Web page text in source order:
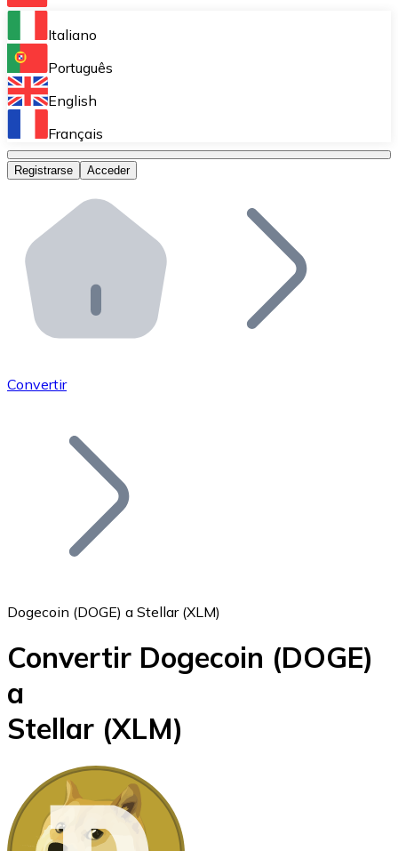
Bitnovo Ramp
Integra nuestra solución en tu plataforma.
Bitnovo Giftcards
Bitnovo OTC
Bitnovo ATM
Integra un ATM Bitnovo en tu negocio y permite que
Bitnovo API
Integra nuestra API en tu ecosistema.
Únete a nuestra red de distribuidores.
Añade tu proyecto a nuestro ecosistema.
Bitcoin
Italiano
Português
English
Français
Registrarse Acceder
Convertir
Dogecoin (DOGE) a Stellar (XLM)
Convertir Dogecoin (DOGE)
a
Stellar (XLM)